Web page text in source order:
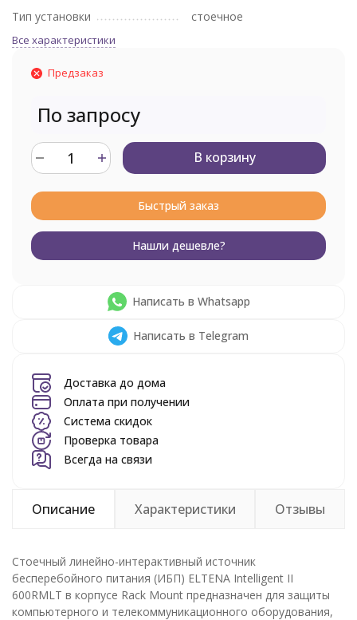
Тип установки
стоечное
Все характеристики
Предзаказ
По запросу
В корзину
Быстрый заказ
Нашли дешевле?
Написать в Whatsapp
Написать в Telegram
Доставка до дома
Оплата при получении
Система скидок
Проверка товара
Всегда на связи
Описание Характеристики Отзывы
Стоечный линейно-интерактивный источник
бесперебойного питания (ИБП) ELTENA Intelligent II
600RMLT в корпусе Rack Mount предназначен для защиты
компьютерного и телекоммуникационного оборудования,